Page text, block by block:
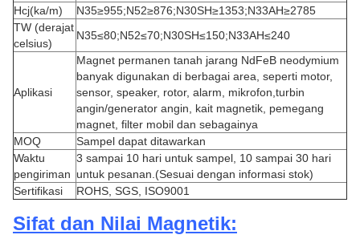
Hcj(ka/m)
N35≥955;N52≥876;N30SH≥1353;N33AH≥2785
TW (derajat
celsius)
N35≤80;N52≤70;N30SH≤150;N33AH≤240
Aplikasi
Magnet permanen tanah jarang NdFeB neodymium
banyak digunakan di berbagai area, seperti motor,
sensor, speaker, rotor, alarm, mikrofon, turbin
angin/generator angin, kait magnetik, pemegang
magnet, filter mobil dan sebagainya
MOQ
Sampel dapat ditawarkan
Waktu
pengiriman
3 sampai 10 hari untuk sampel, 10 sampai 30 hari
untuk pesanan.(Sesuai dengan informasi stok)
Sertifikasi
ROHS, SGS, ISO9001
Sifat dan Nilai Magnetik: